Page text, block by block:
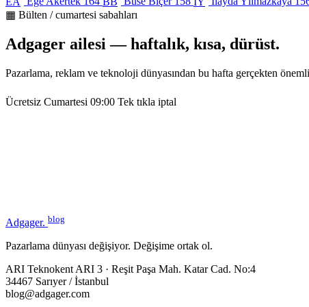
▦ Bülten / cumartesi sabahları
Adgager ailesi — haftalık, kısa, dürüst.
Pazarlama, reklam ve teknoloji dünyasından bu hafta gerçekten
Ücretsiz Cumartesi 09:00 Tek tıkla iptal
Adgager. blog
Pazarlama dünyası değişiyor. Değişime ortak ol.
ARI Teknokent ARI 3 · Reşit Paşa Mah. Katar Cad. No:4
34467 Sarıyer / İstanbul
blog@adgager.com